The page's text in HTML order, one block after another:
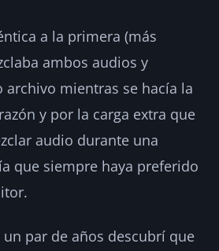
a la primera (más
ambos audios y
archivo mientras se hacía la
y por la carga extra que
audio durante una
que siempre haya preferido
par de años descubrí que